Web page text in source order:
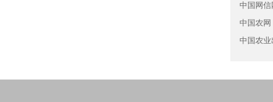
中国网信
中国农网
中国农业